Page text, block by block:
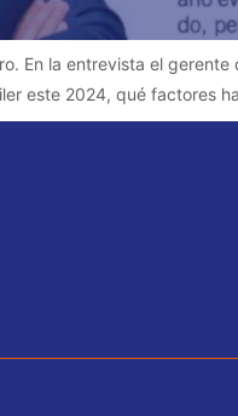
En la entrevista el
este 2024, qué factores